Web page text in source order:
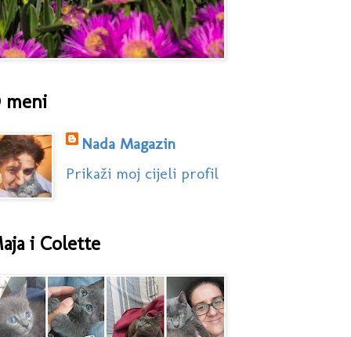
meni
Nada Magazin
Prikaži moj cijeli profil
i Colette